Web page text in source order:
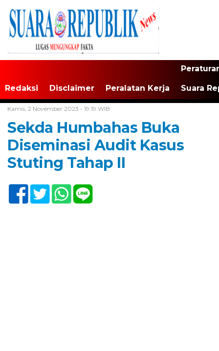
Redaksi Disclaimer Peralatan Kerja Suara
Kamis, 2 November 2023 - 19:19 WIB
Sekda Humbahas Buka
Diseminasi Audit Kasus
Stuting Tahap II